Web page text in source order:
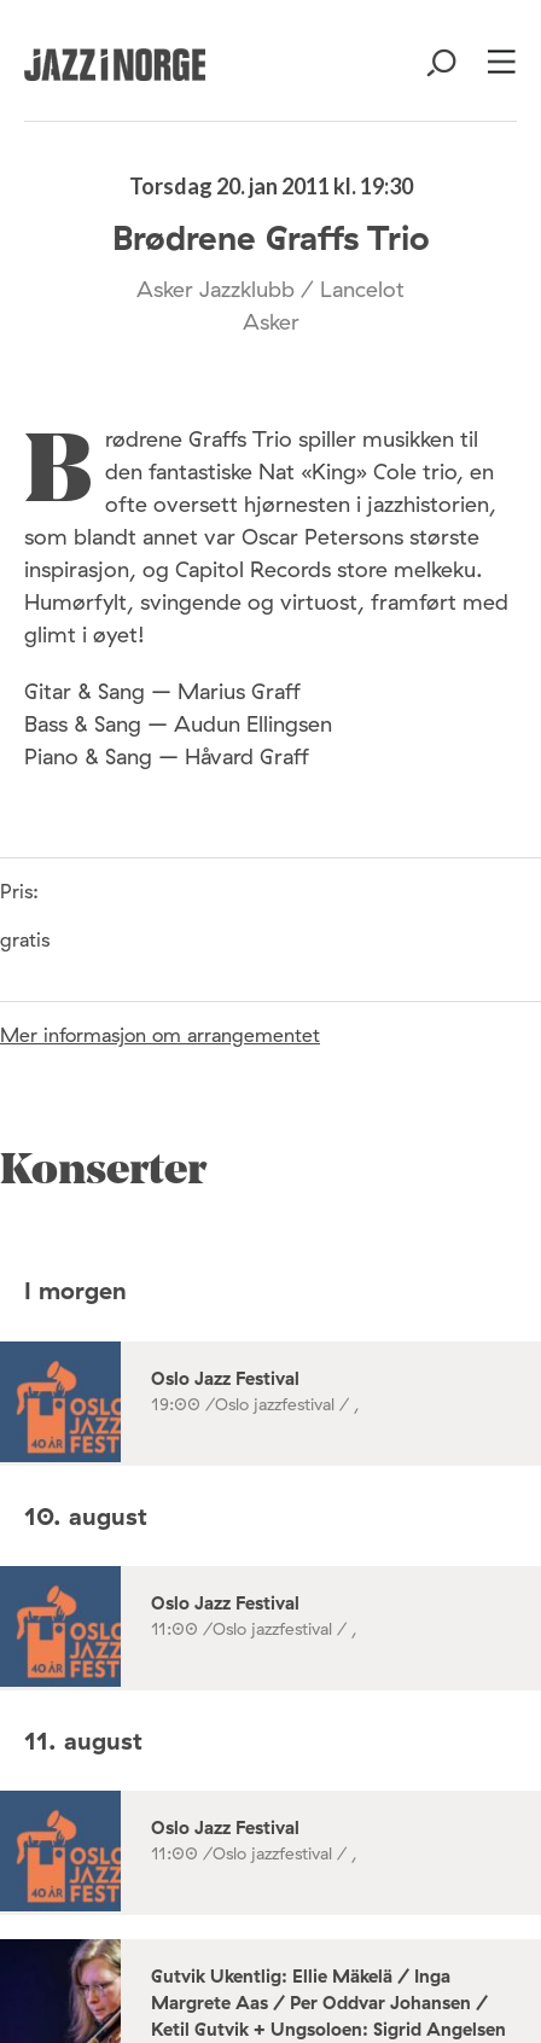
Torsdag 20. jan 2011 kl. 19:30
Brødrene Graffs Trio
Asker Jazzklubb / Lancelot
Asker
B rødrene Graffs Trio spiller musikken til
den fantastiske Nat «King» Cole trio, en
ofte oversett hjørnesten i jazzhistorien,
som blandt annet var Oscar Petersons største
inspirasjon, og Capitol Records store melkeku.
Humørfylt, svingende og virtuost, framført med
glimt i øyet!
Gitar & Sang – Marius Graff
Bass & Sang – Audun Ellingsen
Piano & Sang – Håvard Graff
Pris:
gratis
Mer informasjon om arrangementet
Konserter
I morgen
Oslo Jazz Festival
19:00 /Oslo jazzfestival / ,
10. august
Oslo Jazz Festival
11:00 /Oslo jazzfestival / ,
11. august
Oslo Jazz Festival
11:00 /Oslo jazzfestival / ,
Gutvik Ukentlig: Ellie Mäkelä / Inga
Margrete Aas / Per Oddvar Johansen /
Ketil Gutvik + Ungsoloen: Sigrid Angelsen